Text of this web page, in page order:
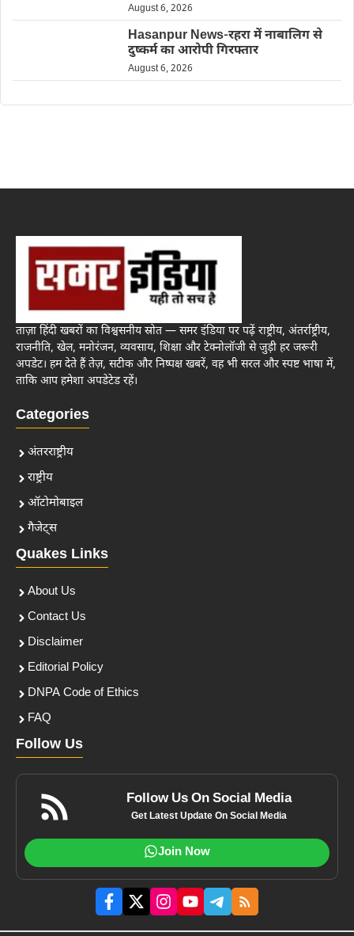
August 6, 2026
Hasanpur News-रहरा में नाबालिग से
दुष्कर्म का आरोपी गिरफ्तार
August 6, 2026
ताज़ा हिंदी खबरों का विश्वसनीय स्रोत — समर इंडिया पर पढ़ें राष्ट्रीय, अंतर्राष्ट्रीय,
राजनीति, खेल, मनोरंजन, व्यवसाय, शिक्षा और टेक्नोलॉजी से जुड़ी हर जरूरी
अपडेट। हम देते हैं तेज़, सटीक और निष्पक्ष खबरें, वह भी सरल और स्पष्ट भाषा में,
ताकि आप हमेशा अपडेटेड रहें।
Categories
अंतरराष्ट्रीय
राष्ट्रीय
ऑटोमोबाइल
गैजेट्स
Quakes Links
About Us
Contact Us
Disclaimer
Editorial Policy
DNPA Code of Ethics
FAQ
Follow Us
Follow Us On Social Media
Get Latest Update On Social Media
Join Now